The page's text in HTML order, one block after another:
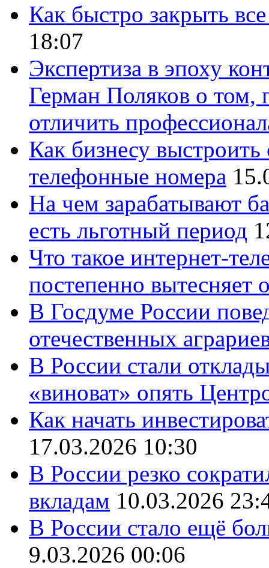
Как быстро закрыть
18:07
Экспертиза в эпоху
Герман Поляков о том,
отличить
Как бизнесу
телефонные номера
На чем зарабатывают
есть льготный период
Что такое интернет-
постепенно вытесняет
В Госдуме России
отечественных
В России стали
«виноват» опять
Как начать
17.03.2026 10:30
В России резко
вкладам 10.03.2026
В России стало ещё
9.03.2026 00:06